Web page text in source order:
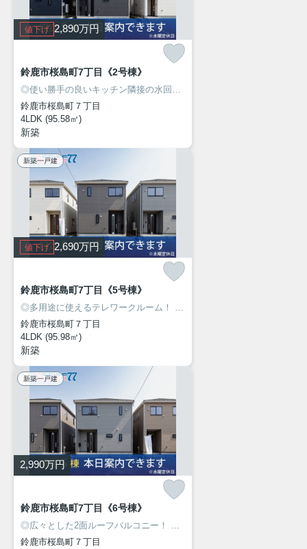
値下げ 2,890万円
鈴鹿市桜島町7丁目《2号棟》
◎使い勝手の良いキッチン隣接の水回り！
鈴鹿市桜島町７丁目
4LDK (95.58㎡)
新築
新築一戸建
値下げ 2,690万円
鈴鹿市桜島町7丁目《5号棟》
◎多用途に使えるテレワークルーム！
鈴鹿市桜島町７丁目
4LDK (95.98㎡)
新築
新築一戸建
2,990万円
鈴鹿市桜島町7丁目《6号棟》
◎広々とした2面ルーフバルコニー！
鈴鹿市桜島町７丁目